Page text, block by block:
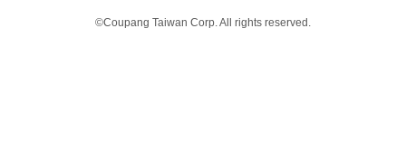
©Coupang Taiwan Corp. All rights reserved.